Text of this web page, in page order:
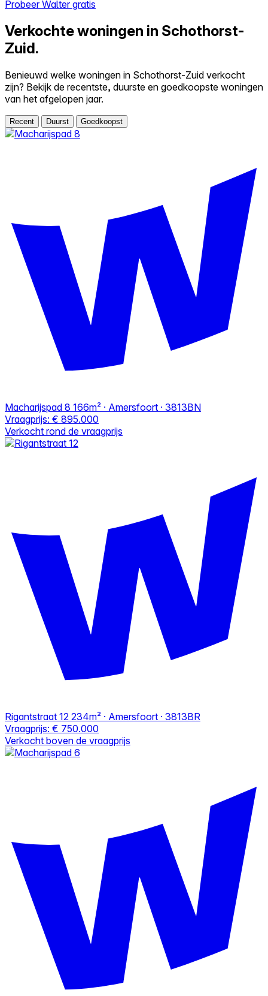
Probeer Walter gratis
Verkochte woningen in Schothorst-
Zuid.
Benieuwd welke woningen in Schothorst-Zuid verkocht
zijn? Bekijk de recentste, duurste en goedkoopste woningen
van het afgelopen jaar.
Recent Duurst Goedkoopst
Macharijspad 8 166m² · Amersfoort · 3813BN
Vraagprijs: € 895.000
Verkocht rond de vraagprijs
Rigantstraat 12 234m² · Amersfoort · 3813BR
Vraagprijs: € 750.000
Verkocht boven de vraagprijs